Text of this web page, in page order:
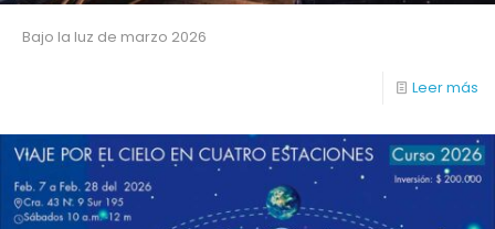
Bajo la luz de marzo 2026
Leer más